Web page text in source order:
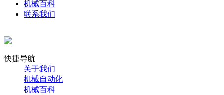
机械百科
联系我们
快捷导航
关于我们
机械自动化
机械百科